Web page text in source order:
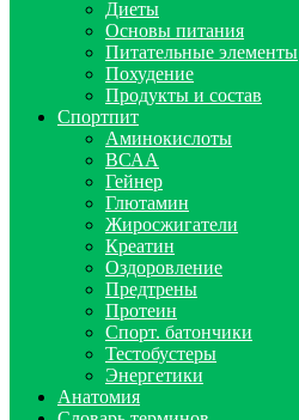
Диеты
Основы питания
Питательные элементы
Похудение
Продукты и состав
Спортпит
Аминокислоты
ВСАА
Гейнер
Глютамин
Жиросжигатели
Креатин
Оздоровление
Предтрены
Протеин
Спорт. батончики
Тестобустеры
Энергетики
Анатомия